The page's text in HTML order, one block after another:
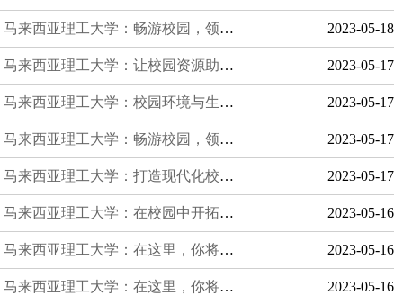
马来西亚理工大学：畅游校园，领略校园之美 2023-05-18
马来西亚理工大学：让校园资源助力你成就梦想 2023-05-17
马来西亚理工大学：校园环境与生活指南 2023-05-17
马来西亚理工大学：畅游校园，领略美景 2023-05-17
马来西亚理工大学：打造现代化校园，引领未来 2023-05-17
马来西亚理工大学：在校园中开拓视野，放飞梦想 2023-05-16
马来西亚理工大学：在这里，你将探索未知世界 2023-05-16
马来西亚理工大学：在这里，你将获得无限可能 2023-05-16